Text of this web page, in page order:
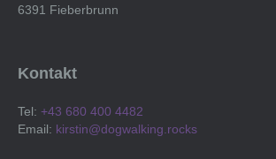
6391 Fieberbrunn
Kontakt
Tel: +43 680 400 4482
Email: kirstin@dogwalking.rocks